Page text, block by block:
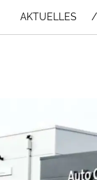
AKTUELLES